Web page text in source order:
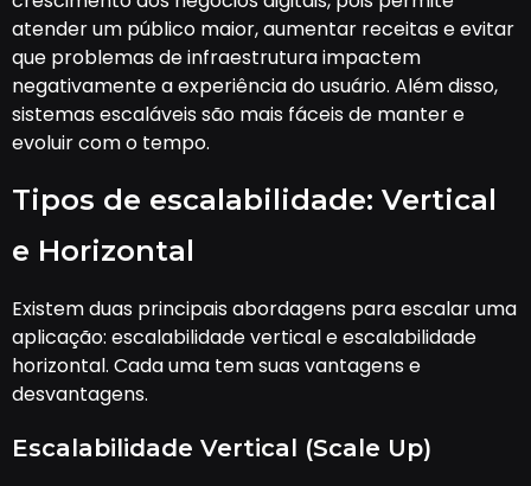
atender um público maior, aumentar receitas e evitar
que problemas de infraestrutura impactem
negativamente a experiência do usuário. Além disso,
sistemas escaláveis são mais fáceis de manter e
evoluir com o tempo.
Tipos de escalabilidade: Vertical
e Horizontal
Existem duas principais abordagens para escalar uma
aplicação: escalabilidade vertical e escalabilidade
horizontal. Cada uma tem suas vantagens e
desvantagens.
Escalabilidade Vertical (Scale Up)